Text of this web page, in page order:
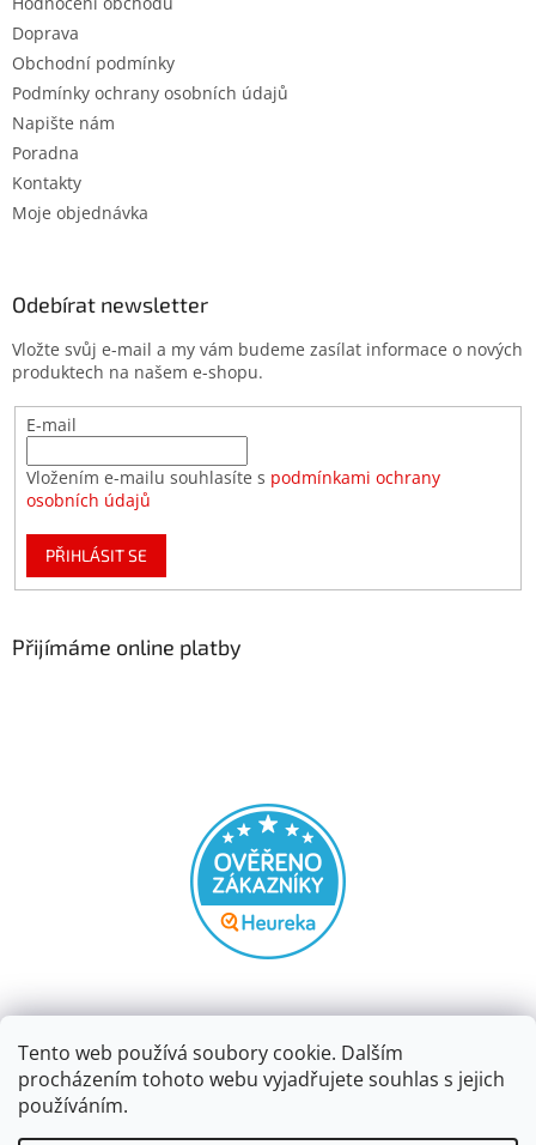
Tento web používá soubory cookie. Dalším
procházením tohoto webu vyjadřujete souhlas s jejich
používáním.
Doprava
Obchodní podmínky
Podmínky ochrany osobních údajů
Napište nám
Poradna
Kontakty
Moje objednávka
Odebírat newsletter
Vložte svůj e-mail a my vám budeme zasílat informace o nových
produktech na našem e-shopu.
E-mail
Vložením e-mailu souhlasíte s podmínkami ochrany
osobních údajů
PŘIHLÁSIT SE
Přijímáme online platby